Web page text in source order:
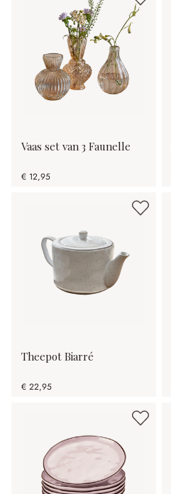
Vaas set van 3 Faunelle
€ 12,95
Theepot Biarré
€ 22,95